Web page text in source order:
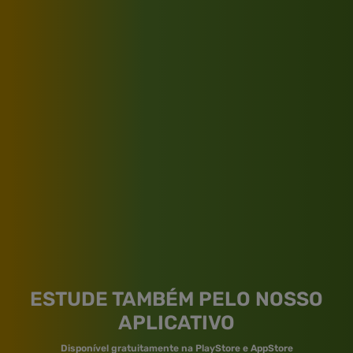
ESTUDE TAMBÉM PELO NOSSO
APLICATIVO
Disponível gratuitamente na PlayStore e AppStore